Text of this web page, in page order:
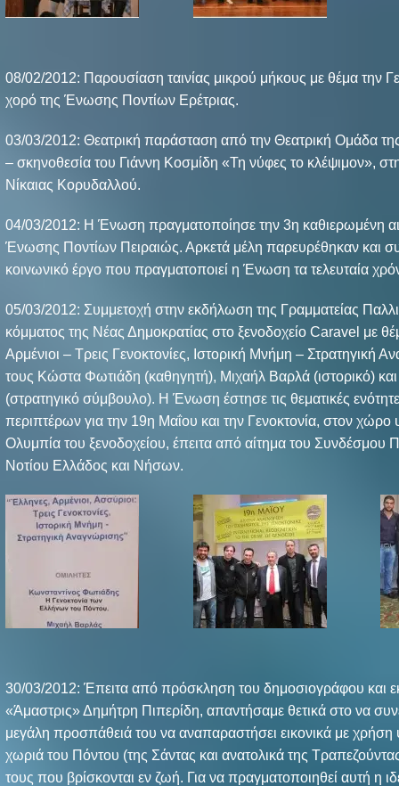
08/02/2012: Παρουσίαση ταινίας μικρού μήκους με θέμα την
χορό της Ένωσης Ποντίων Ερέτριας.
03/03/2012: Θεατρική παράσταση από την Θεατρική Ομάδα
– σκηνοθεσία του Γιάννη Κοσμίδη «Τη νύφες το κλέψιμον»,
Νίκαιας Κορυδαλλού.
04/03/2012: Η Ένωση πραγματοποίησε την 3η καθιερωμένη
Ένωσης Ποντίων Πειραιώς. Αρκετά μέλη παρευρέθηκαν και
κοινωνικό έργο που πραγματοποιεί η Ένωση τα τελευταία
05/03/2012: Συμμετοχή στην εκδήλωση της Γραμματείας
κόμματος της Νέας Δημοκρατίας στο ξενοδοχείο Caravel με
Αρμένιοι – Τρεις Γενοκτονίες, Ιστορική Μνήμη – Στρατηγική
τους Κώστα Φωτιάδη (καθηγητή), Μιχαήλ Βαρλά (ιστορικό)
(στρατηγικό σύμβουλο). Η Ένωση έστησε τις θεματικές
περιπτέρων για την 19η Μαΐου και την Γενοκτονία, στον
Ολυμπία του ξενοδοχείου, έπειτα από αίτημα του Συνδέσμου
Νοτίου Ελλάδος και Νήσων.
30/03/2012: Έπειτα από πρόσκληση του δημοσιογράφου και
«Άμαστρις» Δημήτρη Πιπερίδη, απαντήσαμε θετικά στο να
μεγάλη προσπάθειά του να αναπαραστήσει εικονικά με
χωριά του Πόντου (της Σάντας και ανατολικά της
τους που βρίσκονται εν ζωή. Για να πραγματοποιηθεί αυτή η